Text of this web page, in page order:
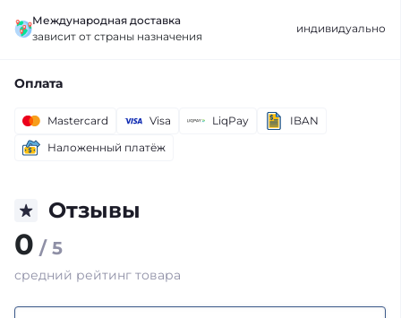
Международная доставка
зависит от страны назначения
индивидуально
Оплата
Mastercard Visa LiqPay
IBAN
Наложенный платёж
Отзывы
0 / 5
средний рейтинг товара